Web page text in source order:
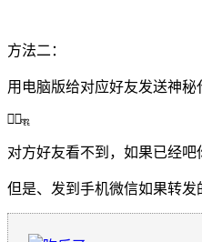
方法二：
用电脑版给对应好友发送神秘
：ॣ ॣ ॣ
对方好友看不到，如果已经吧
但是、发到手机微信如果转发